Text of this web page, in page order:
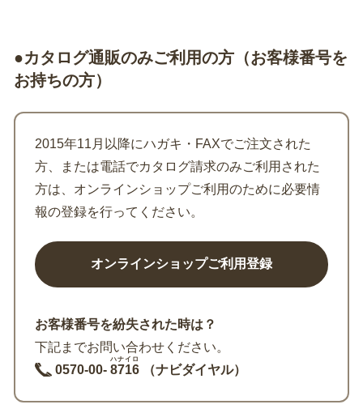
●カタログ通販のみご利用の方（お客様番号を
お持ちの方）
2015年11月以降にハガキ・FAXでご注文された
方、または電話でカタログ請求のみご利用された
方は、オンラインショップご利用のために必要情
報の登録を行ってください。
お客様番号を紛失された時は？
下記までお問い合わせください。
0570-00- 8716
ハナイロ
（ナビダイヤル）